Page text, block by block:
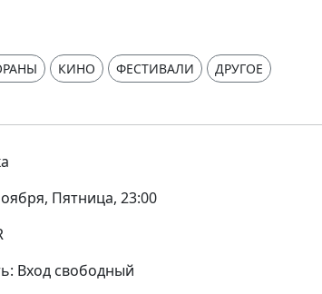
КИНО ФЕСТИВАЛИ ДРУГОЕ
Пятница, 23:00
Вход свободный